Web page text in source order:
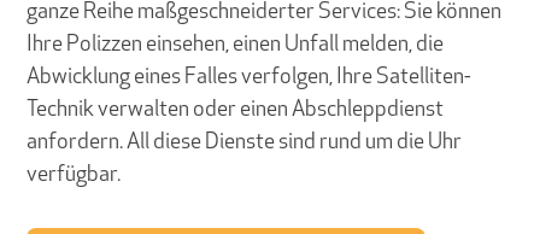
ganze Reihe maßgeschneiderter Services: Sie können
Ihre Polizzen einsehen, einen Unfall melden, die
Abwicklung eines Falles verfolgen, Ihre Satelliten-
Technik verwalten oder einen Abschleppdienst
anfordern. All diese Dienste sind rund um die Uhr
verfügbar.